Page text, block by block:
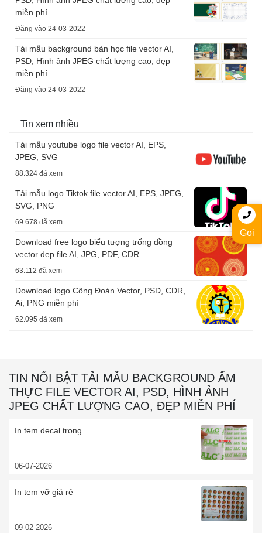
miễn phí
Đăng vào 24-03-2022
Tải mẫu background bàn học file vector AI,
PSD, Hình ảnh JPEG chất lượng cao, đẹp
miễn phí
Đăng vào 24-03-2022
Tin xem nhiều
Tải mẫu youtube logo file vector AI, EPS,
JPEG, SVG
88.324 đã xem
Tải mẫu logo Tiktok file vector AI, EPS, JPEG,
SVG, PNG
69.678 đã xem
Download free logo biểu tượng trống đồng
vector đẹp file AI, JPG, PDF, CDR
63.112 đã xem
Download logo Công Đoàn Vector, PSD, CDR,
Ai, PNG miễn phí
62.095 đã xem
TIN NỔI BẬT TẢI MẪU BACKGROUND ẨM
THỰC FILE VECTOR AI, PSD, HÌNH ẢNH
JPEG CHẤT LƯỢNG CAO, ĐẸP MIỄN PHÍ
In tem decal trong
06-07-2026
In tem vỡ giá rẻ
09-02-2026
Gọi